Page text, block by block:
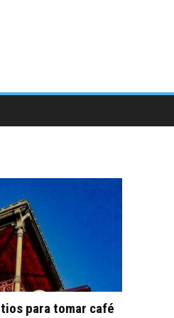
para tomar café